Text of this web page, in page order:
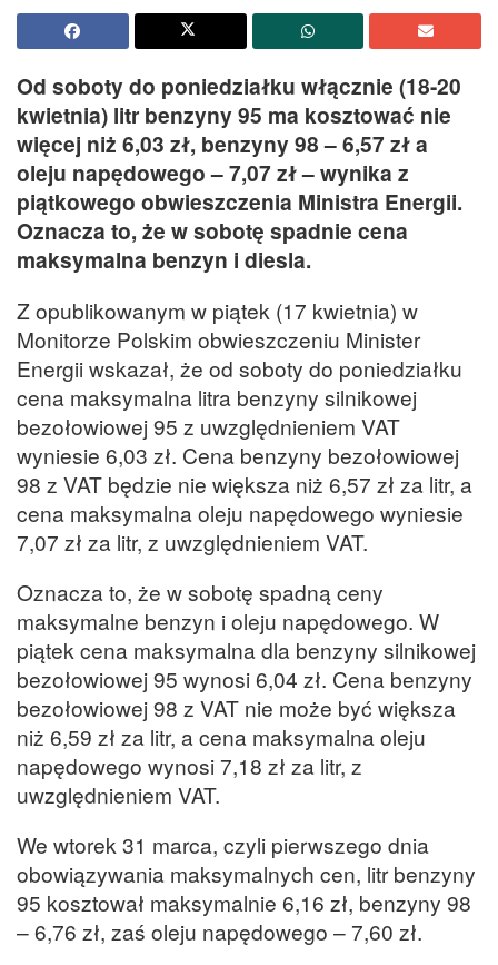
Od soboty do poniedziałku włącznie (18-20
kwietnia) litr benzyny 95 ma kosztować nie
więcej niż 6,03 zł, benzyny 98 – 6,57 zł a
oleju napędowego – 7,07 zł – wynika z
piątkowego obwieszczenia Ministra Energii.
Oznacza to, że w sobotę spadnie cena
maksymalna benzyn i diesla.
Z opublikowanym w piątek (17 kwietnia) w
Monitorze Polskim obwieszczeniu Minister
Energii wskazał, że od soboty do poniedziałku
cena maksymalna litra benzyny silnikowej
bezołowiowej 95 z uwzględnieniem VAT
wyniesie 6,03 zł. Cena benzyny bezołowiowej
98 z VAT będzie nie większa niż 6,57 zł za litr, a
cena maksymalna oleju napędowego wyniesie
7,07 zł za litr, z uwzględnieniem VAT.
Oznacza to, że w sobotę spadną ceny
maksymalne benzyn i oleju napędowego. W
piątek cena maksymalna dla benzyny silnikowej
bezołowiowej 95 wynosi 6,04 zł. Cena benzyny
bezołowiowej 98 z VAT nie może być większa
niż 6,59 zł za litr, a cena maksymalna oleju
napędowego wynosi 7,18 zł za litr, z
uwzględnieniem VAT.
We wtorek 31 marca, czyli pierwszego dnia
obowiązywania maksymalnych cen, litr benzyny
95 kosztował maksymalnie 6,16 zł, benzyny 98
– 6,76 zł, zaś oleju napędowego – 7,60 zł.